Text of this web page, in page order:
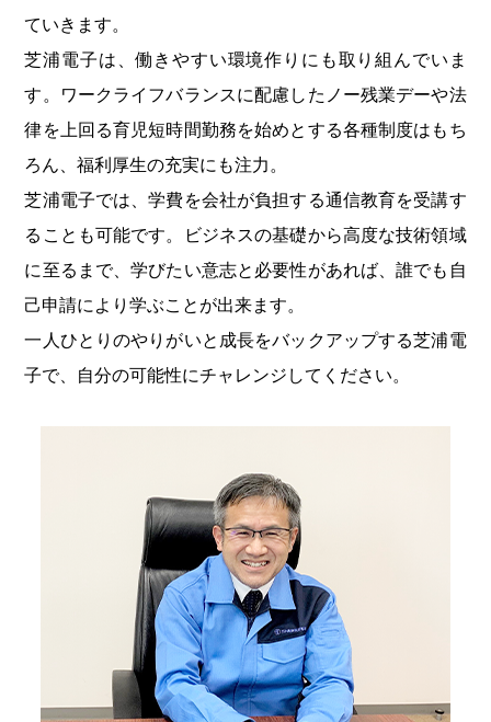
ていきます。
芝浦電子は、働きやすい環境作りにも取り組んでいま
す。ワークライフバランスに配慮したノー残業デーや法
律を上回る育児短時間勤務を始めとする各種制度はもち
ろん、福利厚生の充実にも注力。
芝浦電子では、学費を会社が負担する通信教育を受講す
ることも可能です。ビジネスの基礎から高度な技術領域
に至るまで、学びたい意志と必要性があれば、誰でも自
己申請により学ぶことが出来ます。
一人ひとりのやりがいと成長をバックアップする芝浦電
子で、自分の可能性にチャレンジしてください。